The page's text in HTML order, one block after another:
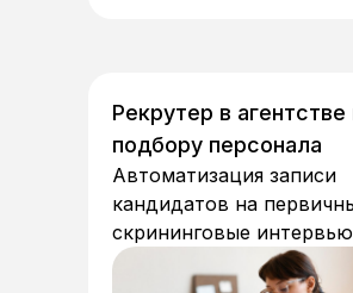
Рекрутер в агентстве
подбору персонала
Автоматизация записи
кандидатов на
скрининговые интервью